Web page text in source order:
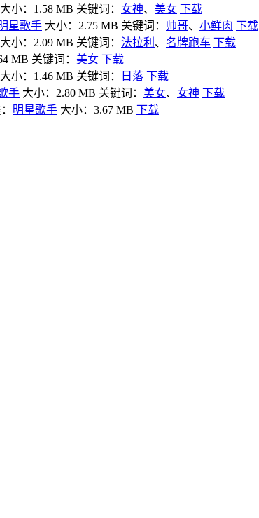
大小：1.58 MB 关键词： 女神、 美女 下载
星歌手 大小：2.75 MB 关键词： 帅哥、 小鲜肉 下载
大小：2.09 MB 关键词： 法拉利 、 名牌跑车 下载
MB 关键词： 美女 下载
大小：1.46 MB 关键词： 日落 下载
手 大小：2.80 MB 关键词： 美女、 女神 下载
明星歌手 大小：3.67 MB 下载